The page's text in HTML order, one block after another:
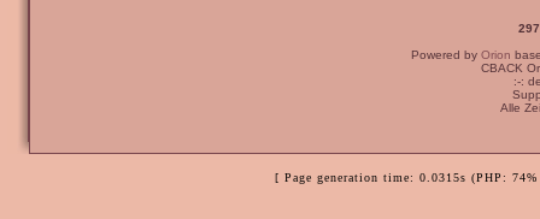
Powered by Orion
CBACK
:-:
Alle
[ Page generation time: 0.0315s (PHP: